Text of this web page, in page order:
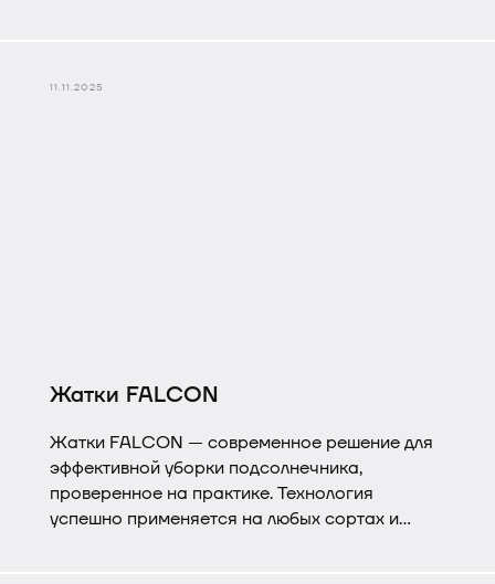
почву от перегрева и пересыхания.
11.11.2025
Жатки FALCON
Жатки FALCON — современное решение для
эффективной уборки подсолнечника,
проверенное на практике. Технология
успешно применяется на любых сортах и